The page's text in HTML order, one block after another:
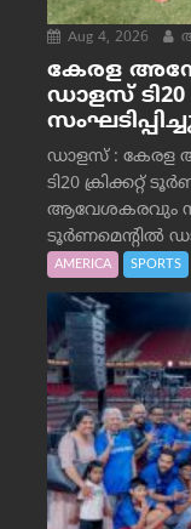
Aug 4, 2026
കേരള
ഡാളസ്
ഡാളസ് :
ടി20 ക്രിക്കറ്റ്
ആവേശകരവും
ടൂർണമെന്റിൽ
AMERICA SPORTS